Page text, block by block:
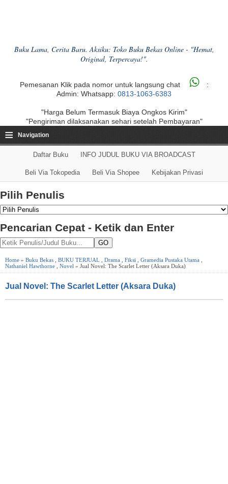
Buku Lama, Cerita Baru. Aksiku: Toko Buku Bekas Online - "Hemat,
Original, Terpercaya!".
Pemesanan Klik pada nomor untuk langsung chat
:
Admin: Whatsapp: 0813-1063-6383
"Harga Belum Termasuk Biaya Ongkos Kirim"
"Pengiriman dilaksanakan sehari setelah Pembayaran"
≡ Navigation
Daftar Buku INFO JUDUL BUKU VIA BROADCAST
Beli Via Tokopedia Beli Via Shopee Kebijakan Privasi
Pilih Penulis
Pencarian Cepat - Ketik dan Enter
GO
Home » Buku Bekas BUKU TERJUAL Drama Fiksi Gramedia Pustaka Utama
Nathaniel Hawthorne
Novel » Jual Novel: The Scarlet Letter (Aksara Duka)
Jual Novel: The Scarlet Letter (Aksara Duka)